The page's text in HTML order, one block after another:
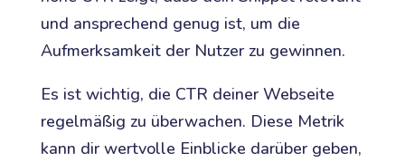
und ansprechend genug ist, um die
Aufmerksamkeit der Nutzer zu gewinnen.
Es ist wichtig, die CTR deiner Webseite
regelmäßig zu überwachen. Diese Metrik
kann dir wertvolle Einblicke darüber geben,